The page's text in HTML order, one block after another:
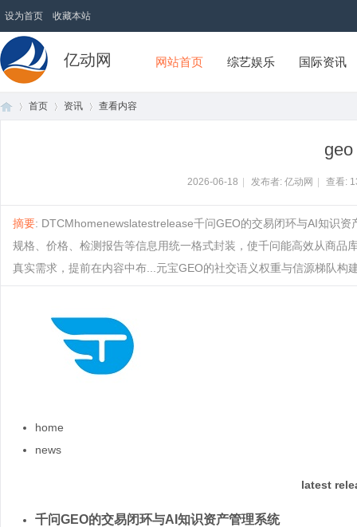
设为首页 收藏本站
亿动网 网站首页 综艺娱乐 国际资讯
首页 资讯 查看内容
geo
2026-06-18 发布者: 亿动网 查看:
摘要: DTCMhomenewslatestrelease千问GEO的交易闭环与AI知识
规格、价格、检测报告等信息用统一格式封装，使千问能高效从商品
真实需求，提前在内容中布...元宝GEO的社交语义权重与信源梯队构
home
news
latest
千问GEO的交易闭环与AI知识资产管理系统